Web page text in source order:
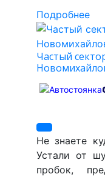
Подробнее
Частый
Не знаете
Устали от
пробок,